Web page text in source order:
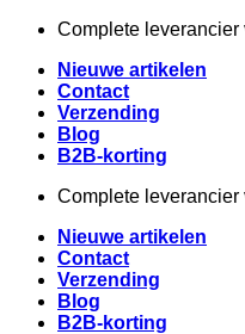
inhoud
Complete
Nieuwe artikelen
Contact
Verzending
Blog
B2B-korting
Complete
Nieuwe artikelen
Contact
Verzending
Blog
B2B-korting